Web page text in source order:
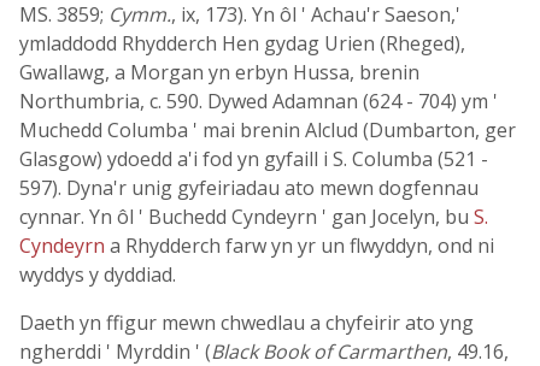
MS. 3859; Cymm., ix, 173). Yn ôl ' Achau'r Saeson,'
ymladdodd Rhydderch Hen gydag Urien (Rheged),
Gwallawg, a Morgan yn erbyn Hussa, brenin
Northumbria, c. 590. Dywed Adamnan (624 - 704) ym '
Muchedd Columba ' mai brenin Alclud (Dumbarton, ger
Glasgow) ydoedd a'i fod yn gyfaill i S. Columba (521 -
597). Dyna'r unig gyfeiriadau ato mewn dogfennau
cynnar. Yn ôl ' Buchedd Cyndeyrn ' gan Jocelyn, bu S.
Cyndeyrn a Rhydderch farw yn yr un flwyddyn, ond ni
wyddys y dyddiad.
Daeth yn ffigur mewn chwedlau a chyfeirir ato yng
ngherddi ' Myrddin ' (Black Book of Carmarthen, 49.16,